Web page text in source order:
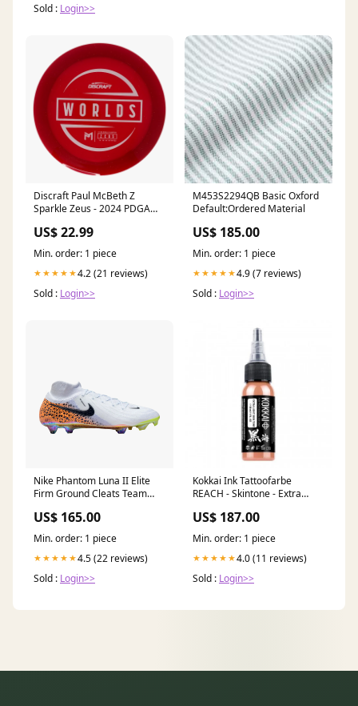
Sold : Login>>
Discraft Paul McBeth Z
Sparkle Zeus - 2024 PDGA
US$ 22.99
Min. order: 1 piece
★★★★★4.2 (21 reviews)
Sold : Login>>
M453S2294QB Basic Oxford
Default:Ordered Material
US$ 185.00
Min. order: 1 piece
★★★★★4.9 (7 reviews)
Sold : Login>>
Nike Phantom Luna II Elite
Firm Ground Cleats Team
US$ 165.00
Min. order: 1 piece
★★★★★4.5 (22 reviews)
Sold : Login>>
Kokkai Ink Tattoofarbe
REACH - Skintone - Extra
US$ 187.00
Min. order: 1 piece
★★★★★4.0 (11 reviews)
Sold : Login>>